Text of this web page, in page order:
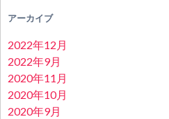
アーカイブ
2022年12月
2022年9月
2020年11月
2020年10月
2020年9月